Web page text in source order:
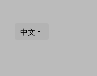
中文